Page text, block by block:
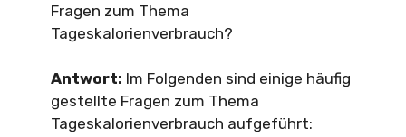
Fragen zum Thema
Tageskalorienverbrauch?
Antwort: Im Folgenden sind einige häufig
gestellte Fragen zum Thema
Tageskalorienverbrauch aufgeführt: